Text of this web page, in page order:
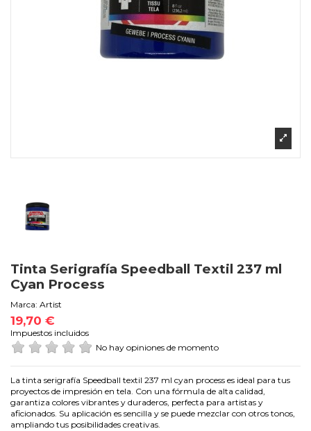
Tinta Serigrafía Speedball Textil 237 ml
Cyan Process
Marca: Artist
19,70 €
Impuestos incluidos
No hay opiniones de momento
La tinta serigrafía Speedball textil 237 ml cyan process es ideal para tus
proyectos de impresión en tela. Con una fórmula de alta calidad,
garantiza colores vibrantes y duraderos, perfecta para artistas y
aficionados. Su aplicación es sencilla y se puede mezclar con otros tonos,
ampliando tus posibilidades creativas.